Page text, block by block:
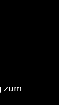
zum